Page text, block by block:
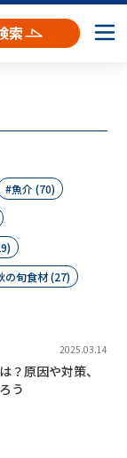
索
魚介 (70)
の旬食材 (27)
2025.03.14
？原因や対策、
う